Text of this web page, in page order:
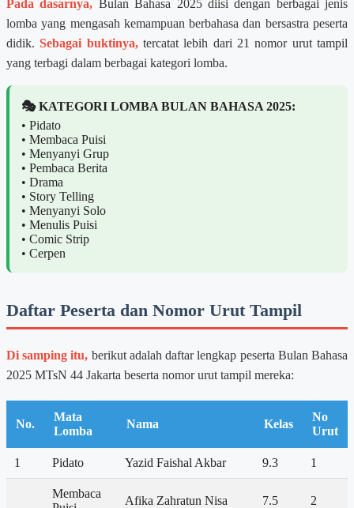
Pada dasarnya, Bulan Bahasa 2025 diisi dengan berbagai jenis
lomba yang mengasah kemampuan berbahasa dan bersastra peserta
didik.Sebagai buktinya,tercatat lebih dari 21 nomor urut tampil
yang terbagi dalam berbagai kategori lomba.
🎭 KATEGORI LOMBA BULAN BAHASA 2025:
• Pidato
• Membaca Puisi
• Menyanyi Grup
• Pembaca Berita
• Drama
• Story Telling
• Menyanyi Solo
• Menulis Puisi
• Comic Strip
• Cerpen
Daftar Peserta dan Nomor Urut Tampil
Di samping itu, berikut adalah daftar lengkap peserta Bulan Bahasa
2025 MTsN 44 Jakarta beserta nomor urut tampil mereka:
No.
Mata
Lomba
Nama Kelas
No
Urut
1 Pidato Yazid Faishal Akbar 9.3 1
Membaca
Afika Zahratun Nisa 7.5 2